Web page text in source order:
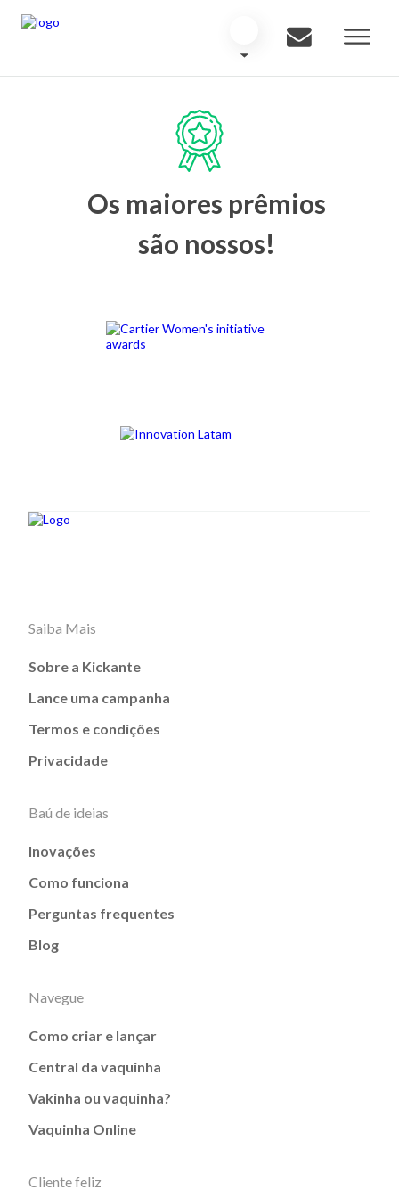
Os maiores prêmios
são nossos!
Saiba Mais
Sobre a Kickante
Lance uma campanha
Termos e condições
Privacidade
Baú de ideias
Inovações
Como funciona
Perguntas frequentes
Blog
Navegue
Como criar e lançar
Central da vaquinha
Vakinha ou vaquinha?
Vaquinha Online
Cliente feliz